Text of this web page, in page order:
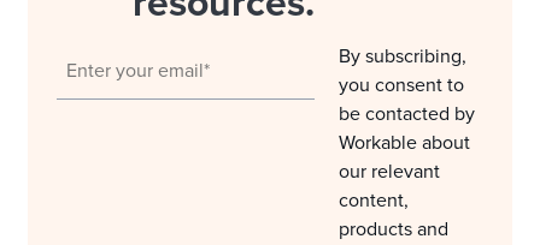
By subscribing,
you consent to
be contacted by
Workable about
our relevant
content,
products and